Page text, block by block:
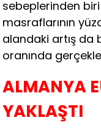
sebeplerinden
masraflarının
alandaki artış da
oranında
ALMANYA
YAKLAŞTI